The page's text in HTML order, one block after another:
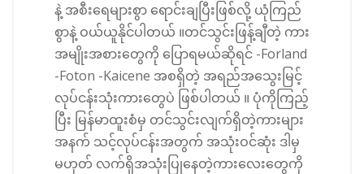
နဲ့ အစီးရေများစွာ ရောင်းချပြီးဖြစ်လို့ ယုံကြည်
စွာနဲ့ ဝယ်ယူနိုင်ပါတယ် ။တင်သွင်းဖြန့်ချီတဲ့ ကား
အမျိုးအစားတွေကို ပြောရမယ်ဆိုရင် -Forland
-Foton -Kaicene အစရှိတဲ့ အရည်အသွေးမြင့်
လုပ်ငန်းသုံးကားတွေပဲ ဖြစ်ပါတယ် ။ ပုံကိုကြည့်
ပြီး မြန်မာထူးစံမှ တင်သွင်းလျက်ရှိတဲ့ကားများ
အနက် သင့်လုပ်ငန်းအတွက် အသုံးဝင်ဆုံး ဒါမှ
မဟုတ် လက်ရှိအသုံးပြုနေတဲ့ကားလေးတွေကို